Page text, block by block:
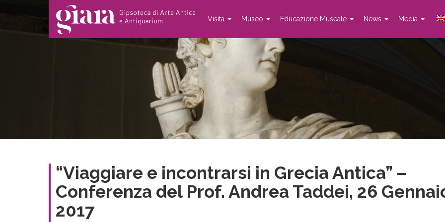
Visita Museo Educazione Museale News Media
“Viaggiare e incontrarsi in Grecia Antica” –
Conferenza del Prof. Andrea Taddei, 26
2017